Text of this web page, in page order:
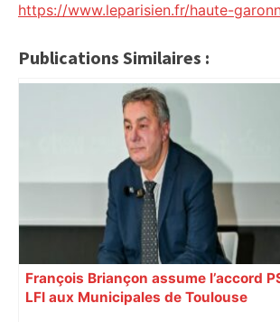
https://www.leparisien.fr/haute-
Publications Similaires :
François Briançon assume l’accord
LFI aux Municipales de Toulouse